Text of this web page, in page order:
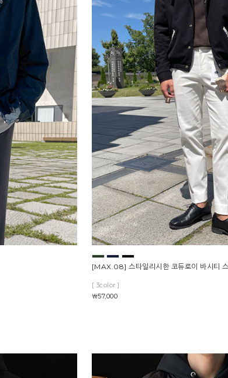
[MAX.08] 스타일리시한 코듀로이 바시티
[ 3color ]
￦57,000